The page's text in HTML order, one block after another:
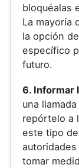
bloquéalas
La mayoría
la opción
específico
futuro.
6. Informar
una
repórtelo a
este tipo
tomar